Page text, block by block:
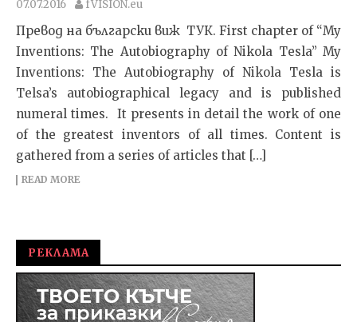
07.07.2016 fVISION.eu
Превод на български виж ТУК. First chapter of “My
Inventions: The Autobiography of Nikola Tesla” My
Inventions: The Autobiography of Nikola Tesla is
Telsa’s autobiographical legacy and is published
numeral times. It presents in detail the work of one
of the greatest inventors of all times. Content is
gathered from a series of articles that […]
READ MORE
РЕКЛАМА